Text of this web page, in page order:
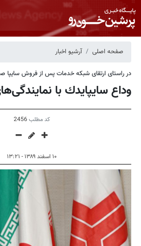
صفحه اصلی آرشیو اخبار
در راستای ارتقای شبكه خدمات پس از فروش سایپا
وداع سایپایدك با
کد مطلب 2456
۱۰ اسفند ۱۳۸۹ - ۱۳:۲۱